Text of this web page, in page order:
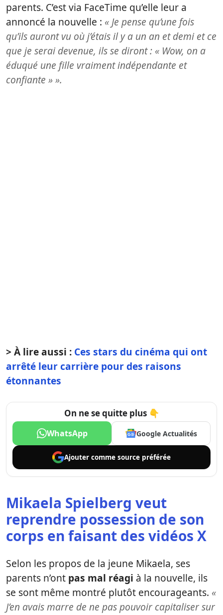
parents. C’est via FaceTime qu’elle leur a
annoncé la nouvelle : « Je pense qu’une fois
qu’ils auront vu où j’étais il y a un an et demi et ce
que je serai devenue, ils se diront : « Wow, on a
éduqué une fille vraiment indépendante et
confiante » ».
> À lire aussi : Ces stars du cinéma qui ont
arrêté leur carrière pour des raisons
étonnantes
On ne se quitte plus 👇
WhatsApp Google Actualités
Ajouter comme source préférée
Mikaela Spielberg veut
reprendre possession de son
corps en faisant des vidéos X
Selon les propos de la jeune Mikaela, ses
parents n’ont pas mal réagi à la nouvelle, ils
se sont même montré plutôt encourageants. «
J’en avais marre de ne pas pouvoir capitaliser sur